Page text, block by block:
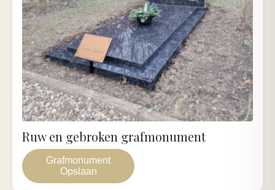
Grafmonument
Opslaan
Ruw en gebroken grafmonument